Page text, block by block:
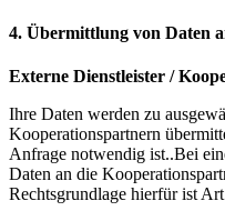
4. Übermittlung von Daten
Externe Dienstleister /
Ihre Daten werden zu
Kooperationspartnern
Anfrage notwendig ist..Bei
Daten an die
Rechtsgrundlage hierfür ist